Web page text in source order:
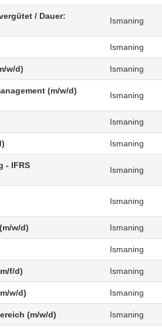
/ Dauer:
Ismaning
Ismaning
w/d) Ismaning
(m/w/d)
Ismaning
Ismaning
Ismaning
- IFRS
Ismaning
Ismaning
w/d) Ismaning
Ismaning
f/d) Ismaning
w/d) Ismaning
(m/w/d) Ismaning